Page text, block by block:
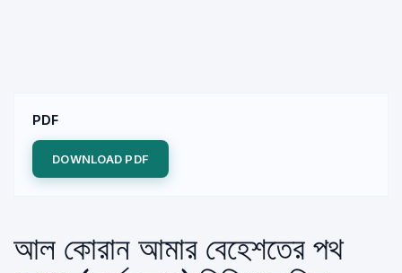
PDF
DOWNLOAD PDF
আল কোরান আমার বেহেশতের পথ